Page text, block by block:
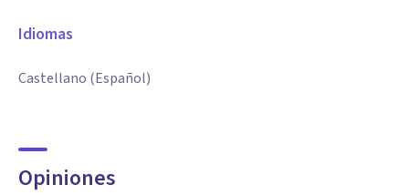
Idiomas
Castellano (Español)
Opiniones